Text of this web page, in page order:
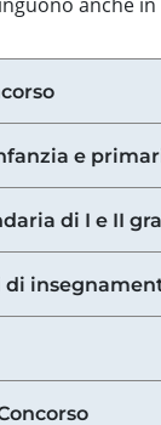
e
di I e II
di